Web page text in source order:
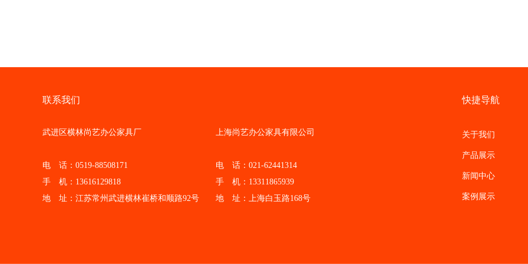
联系我们
武进区横林尚艺办公家具厂
电 话：0519-88508171
手 机：13616129818
地 址：江苏常州武进横林崔桥和顺路92号
上海尚艺办公家具有限公司
电 话：021-62441314
手 机：13311865939
地 址：上海白玉路168号
快捷导航
关于我们
产品展示
新闻中心
案例展示